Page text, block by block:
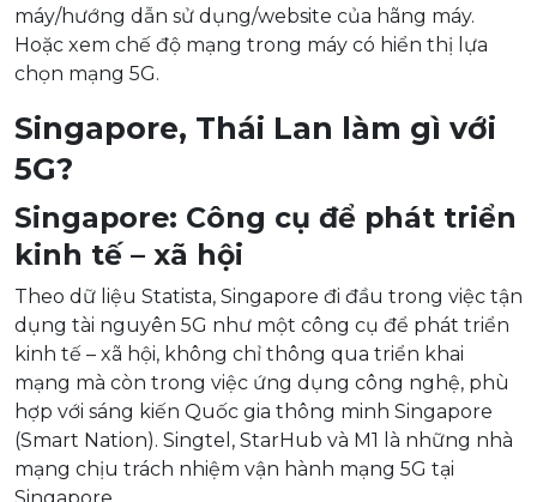
máy/hướng dẫn sử dụng/website của hãng máy.
Hoặc xem chế độ mạng trong máy có hiển thị lựa
chọn mạng 5G.
Singapore, Thái Lan làm gì với
5G?
Singapore: Công cụ để phát triển
kinh tế – xã hội
Theo dữ liệu Statista, Singapore đi đầu trong việc tận
dụng tài nguyên 5G như một công cụ để phát triển
kinh tế – xã hội, không chỉ thông qua triển khai
mạng mà còn trong việc ứng dụng công nghệ, phù
hợp với sáng kiến Quốc gia thông minh Singapore
(Smart Nation). Singtel, StarHub và M1 là những nhà
mạng chịu trách nhiệm vận hành mạng 5G tại